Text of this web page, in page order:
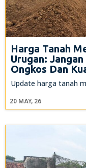
Harga Tanah
Urugan:
Ongkos Dan
20 MAY, 26
Update harga tanah